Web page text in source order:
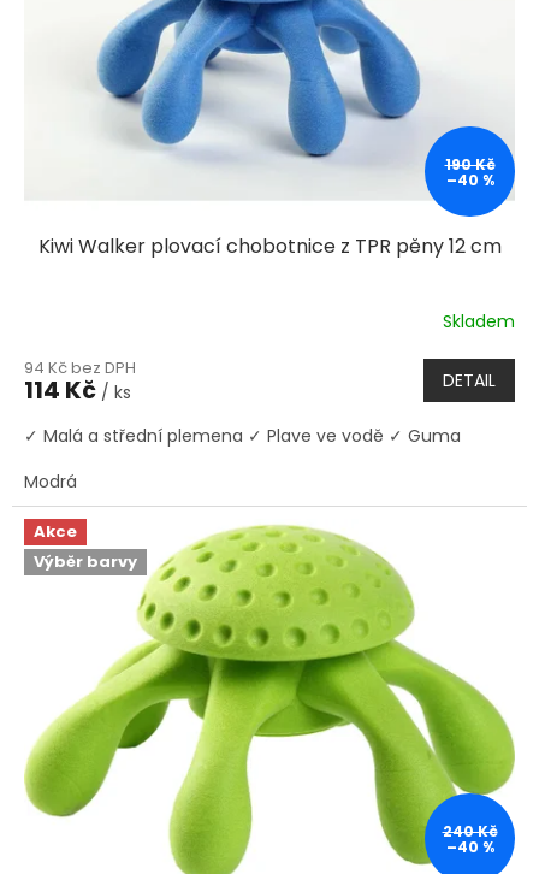
190 Kč
–40 %
Kiwi Walker plovací chobotnice z TPR pěny 12 cm
Skladem
94 Kč bez DPH
114 Kč / ks DETAIL
✓ Malá a střední plemena ✓ Plave ve vodě ✓ Guma
Modrá
Akce
Výběr barvy
240 Kč
–40 %